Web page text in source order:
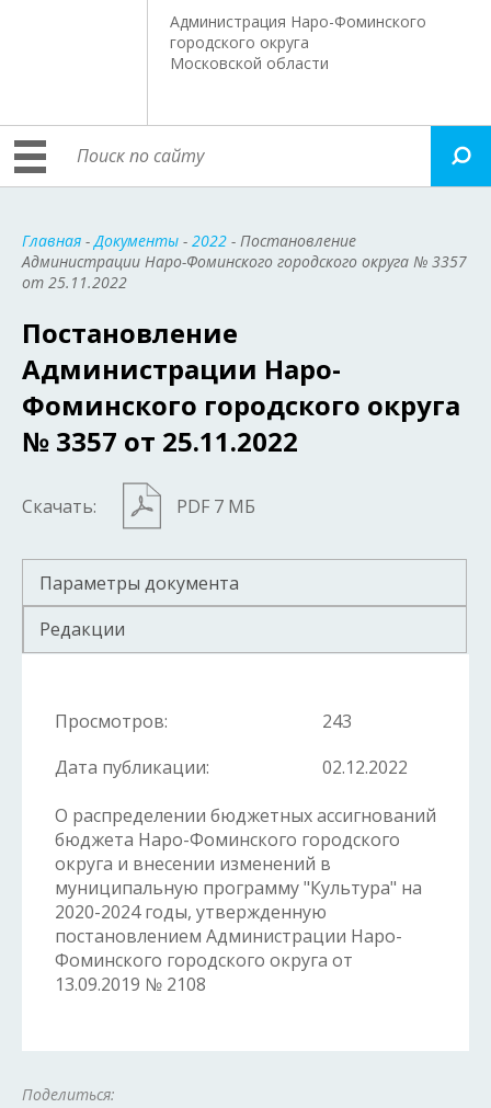
Администрация Наро-Фоминского
городского округа
Московской области
Главная -Документы - 2022 - Постановление
Администрации Наро-Фоминского городского округа № 3357
от 25.11.2022
Постановление
Администрации Наро-
Фоминского городского округа
№ 3357 от 25.11.2022
Скачать: PDF 7 МБ
Параметры документа
Редакции
Просмотров:
243
Дата публикации:
02.12.2022
О распределении бюджетных ассигнований
бюджета Наро-Фоминского городского
округа и внесении изменений в
муниципальную программу "Культура" на
2020-2024 годы, утвержденную
постановлением Администрации Наро-
Фоминского городского округа от
13.09.2019 № 2108
Поделиться: